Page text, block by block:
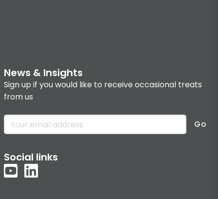
News & Insights
Sign up if you would like to receive occasional treats
from us
Go
Social links